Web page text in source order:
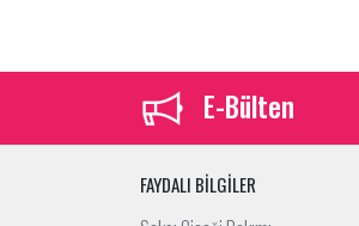
E-Bülten
FAYDALI BİLGİLER